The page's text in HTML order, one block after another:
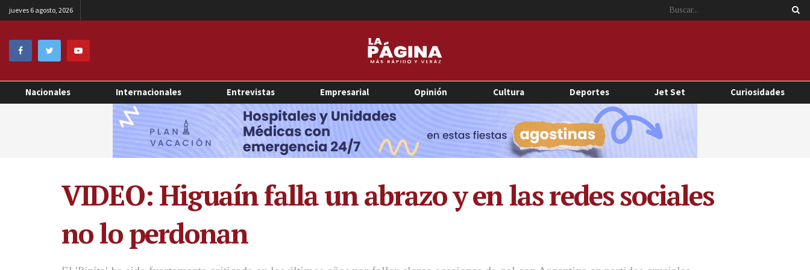
jueves 6 agosto, 2026
Nacionales Internacionales Entrevistas Empresarial Opinión Cultura Deportes Jet Set Curiosidades
VIDEO: Higuaín falla un abrazo y en las redes sociales
no lo perdonan